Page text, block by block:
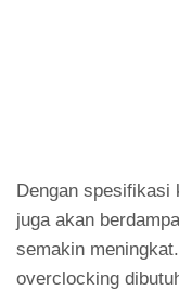
Dengan spesifikasi
juga akan
semakin
overclocking